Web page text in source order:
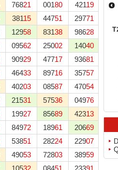
76821 00180 42119 440
38115 44751 29771
12958 83138 98628 401
09562 25002 14040
90929 47717 93681
46433 89716 35757
40203 08587 47054
21531 57536 04976
19927 85689 42313 129
84972 18961 20669
53851 28224 22907 073
49053 72803 38959 110
10532 08451 23391